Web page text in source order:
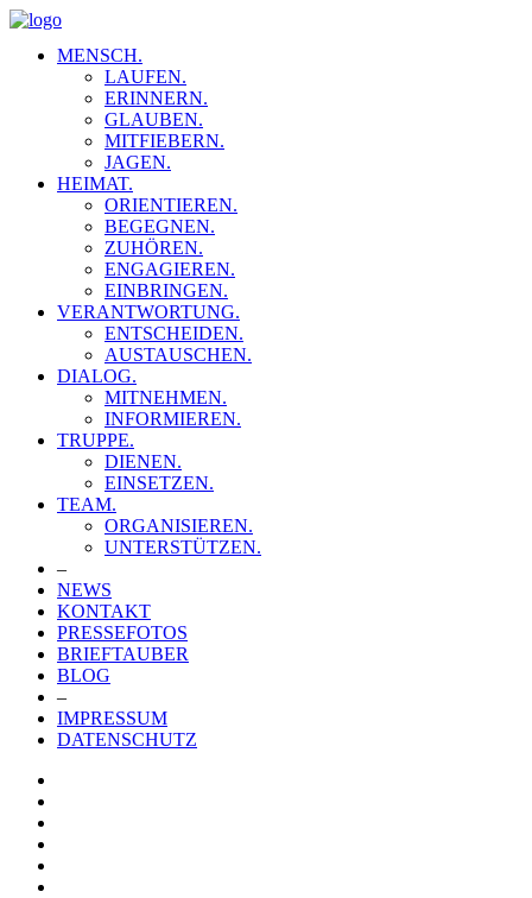
MENSCH.
LAUFEN.
ERINNERN.
GLAUBEN.
MITFIEBERN.
JAGEN.
HEIMAT.
ORIENTIEREN.
BEGEGNEN.
ZUHÖREN.
ENGAGIEREN.
EINBRINGEN.
VERANTWORTUNG.
ENTSCHEIDEN.
AUSTAUSCHEN.
DIALOG.
MITNEHMEN.
INFORMIEREN.
TRUPPE.
DIENEN.
EINSETZEN.
TEAM.
ORGANISIEREN.
UNTERSTÜTZEN.
–
NEWS
KONTAKT
PRESSEFOTOS
BRIEFTAUBER
BLOG
–
IMPRESSUM
DATENSCHUTZ